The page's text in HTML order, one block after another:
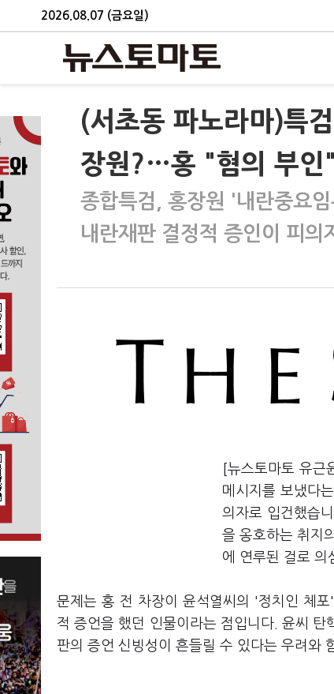
2026.08.07 (금요일)
(서초동 파노라마)특
장원?…홍 "혐의 부인"
종합특검, 홍장원 '내란중요
내란재판 결정적 증인이 피
[뉴스토마토 유근
메시지를 보냈다
의자로 입건했습
을 옹호하는 취지
에 연루된 걸로 의
문제는 홍 전 차장이 윤석열씨의 '정치인 체
적 증언을 했던 인물이라는 점입니다. 윤씨
판의 증언 신빙성이 흔들릴 수 있다는 우려와